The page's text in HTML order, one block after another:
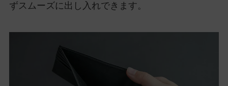
ずスムーズに出し入れできます。